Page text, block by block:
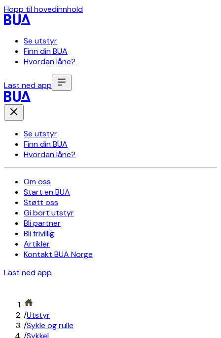
Hopp til hovedinnhold
Se utstyr
Finn din BUA
Hvordan låne?
Last ned app
Se utstyr
Finn din BUA
Hvordan låne?
Om oss
Start en BUA
Støtt oss
Gi bort utstyr
Bli partner
Bli frivillig
Artikler
Kontakt BUA Norge
Last ned app
/Utstyr
/Sykle og rulle
/Sykkel